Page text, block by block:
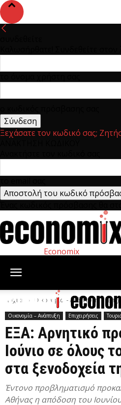
Ξεχάσατε τον κωδικό σας;
Economix
Αρχική Οικονομία – Ανάπτυξη
Οικονομία – Ανάπτυξη Επιχειρήσεις
ΕΞΑ: Αρνητικό
Ιούνιο σε όλους
στα ξενοδοχεία
Έντονο προβληματισμό
Αθήνας η απόδοση του